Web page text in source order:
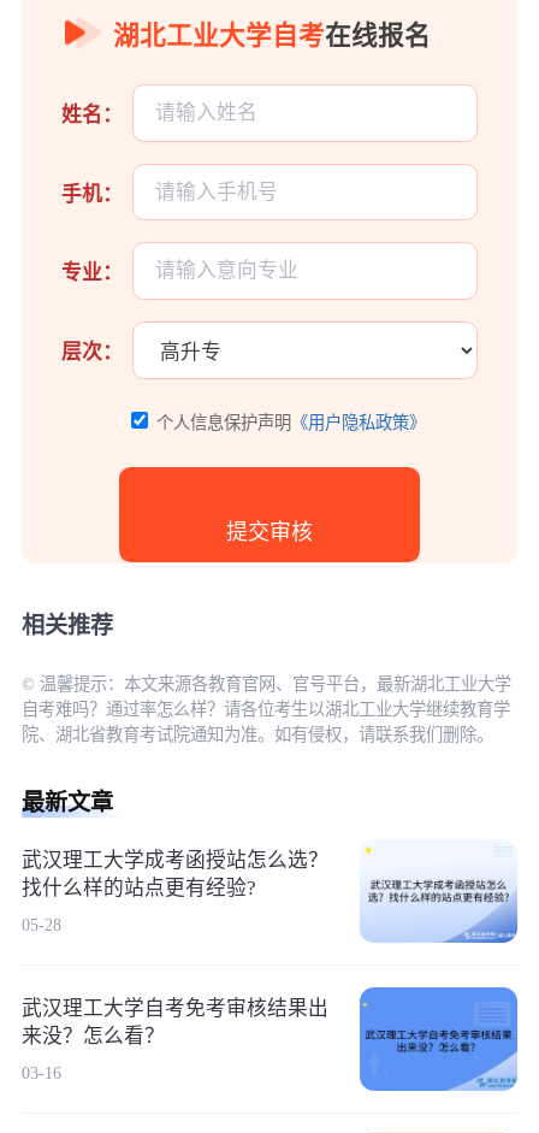
湖北工业大学自考在线报名
姓名：
手机：
专业：
层次：
个人信息保护声明 《用户隐私政策》
相关推荐
© 温馨提示：本文来源各教育官网、官号平台，最新湖北工业大学
自考难吗？通过率怎么样？请各位考生以湖北工业大学继续教育学
院、湖北省教育考试院通知为准。如有侵权，请联系我们删除。
最新文章
武汉理工大学成考函授站怎么选？
找什么样的站点更有经验?
05-28
武汉理工大学自考免考审核结果出
来没？怎么看？
03-16